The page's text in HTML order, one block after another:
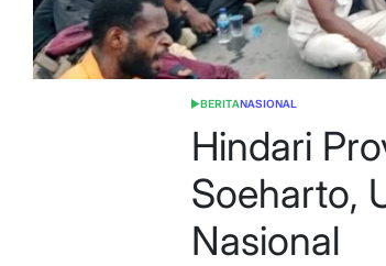
POSTED
BERITANASIONAL
Hindari
Soeharto,
Nasional